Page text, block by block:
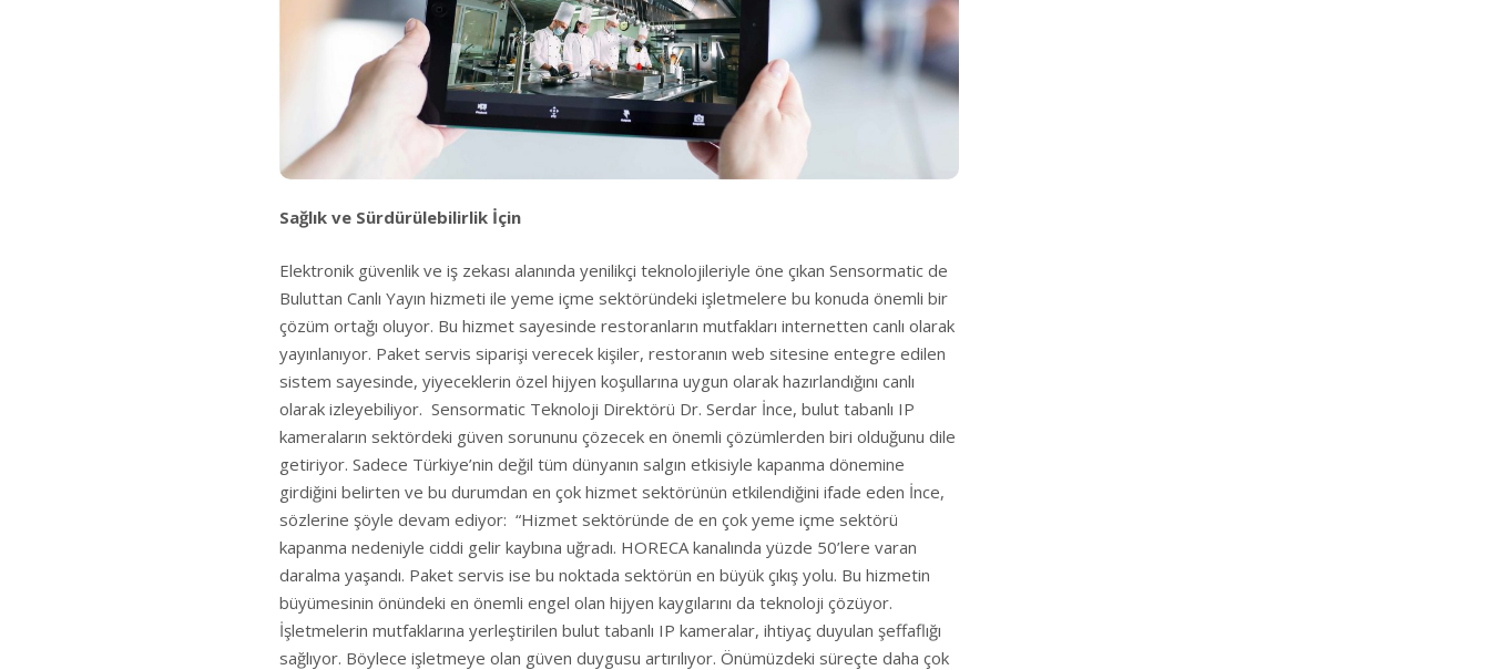
Sağlık ve Sürdürülebilirlik İçin
Elektronik güvenlik ve iş zekası alanında yenilikçi teknolojileriyle öne çıkan Sensormatic de
Buluttan Canlı Yayın hizmeti ile yeme içme sektöründeki işletmelere bu konuda önemli bir
çözüm ortağı oluyor. Bu hizmet sayesinde restoranların mutfakları internetten canlı olarak
yayınlanıyor. Paket servis siparişi verecek kişiler, restoranın web sitesine entegre edilen
sistem sayesinde, yiyeceklerin özel hijyen koşullarına uygun olarak hazırlandığını canlı
olarak izleyebiliyor. Sensormatic Teknoloji Direktörü Dr. Serdar İnce, bulut tabanlı IP
kameraların sektördeki güven sorununu çözecek en önemli çözümlerden biri olduğunu dile
getiriyor. Sadece Türkiye’nin değil tüm dünyanın salgın etkisiyle kapanma dönemine
girdiğini belirten ve bu durumdan en çok hizmet sektörünün etkilendiğini ifade eden İnce,
sözlerine şöyle devam ediyor: “Hizmet sektöründe de en çok yeme içme sektörü
kapanma nedeniyle ciddi gelir kaybına uğradı. HORECA kanalında yüzde 50’lere varan
daralma yaşandı. Paket servis ise bu noktada sektörün en büyük çıkış yolu. Bu hizmetin
büyümesinin önündeki en önemli engel olan hijyen kaygılarını da teknoloji çözüyor.
İşletmelerin mutfaklarına yerleştirilen bulut tabanlı IP kameralar, ihtiyaç duyulan şeffaflığı
sağlıyor. Böylece işletmeye olan güven duygusu artırılıyor. Önümüzdeki süreçte daha çok